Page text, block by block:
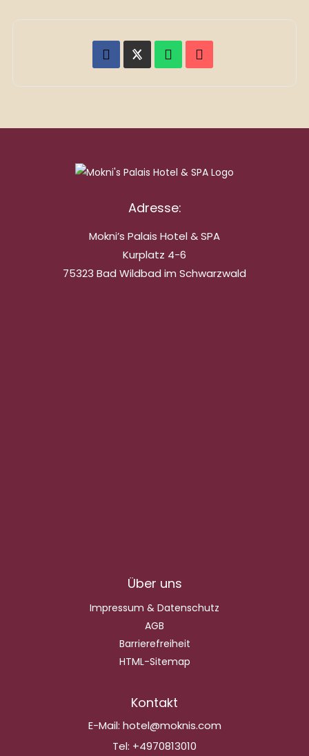
Adresse:
Mokni’s Palais Hotel & SPA
Kurplatz 4-6
75323 Bad Wildbad im Schwarzwald
Über uns
Impressum & Datenschutz
AGB
Barrierefreiheit
HTML-Sitemap
Kontakt
E-Mail: hotel@moknis.com
Tel: +4970813010